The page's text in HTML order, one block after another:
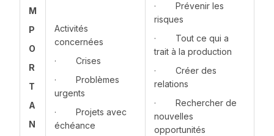
M
P
O
R
T
A
N
Activités
concernées
· Crises
· Problèmes
urgents
· Projets avec
échéance
· Prévenir les
risques
· Tout ce qui a
trait à la production
· Créer des
relations
· Rechercher de
nouvelles
opportunités